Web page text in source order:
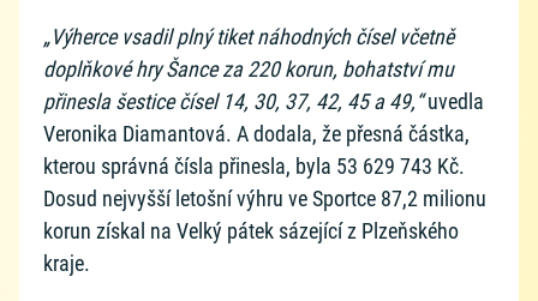
„Výherce vsadil plný tiket náhodných čísel včetně
doplňkové hry Šance za 220 korun, bohatství mu
přinesla šestice čísel 14, 30, 37, 42, 45 a 49,“uvedla
Veronika Diamantová. A dodala, že přesná částka,
kterou správná čísla přinesla, byla 53 629 743 Kč.
Dosud nejvyšší letošní výhru ve Sportce 87,2 milionu
korun získal na Velký pátek sázející z Plzeňského
kraje.